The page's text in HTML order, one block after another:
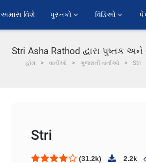
અમારા વિશે પુસ્તકો વિડિઓ
Stri Asha Rathod દ્વારા પુષ્તક અને
હોમ વાર્તાઓ ગુજરાતી વાર્તાઓ Stri
Stri
(31.2k) 2.2k